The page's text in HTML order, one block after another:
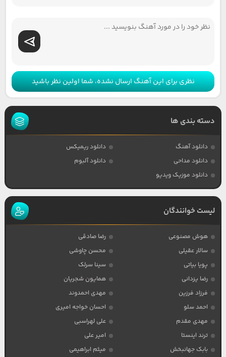
نظری برای این آهنگ ارسال نشده، شما اولین نظر باشید
دسته بندی ها
دانلود آهنگ
دانلود ریمیکس
دانلود مداحی
دانلود آلبوم
دانلود موزیک ویدیو
لیست خوانندگان
هوش مصنوعی
رضا صادقی
سالار عقیلی
محسن چاوشی
پویا بیاتی
سینا سرلک
رضا یزدانی
همایون شجریان
فرزاد فرزین
مهدی احمدوند
احمد سلو
احسان خواجه امیری
مهدی مقدم
علی لهراسبی
ترند اینستا
امیر علی
بابک جهانبخش
میثم ابراهیمی